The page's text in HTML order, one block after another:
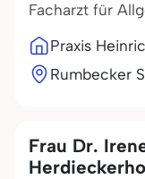
Facharzt für
Praxis
Rumbecker
Frau Dr.